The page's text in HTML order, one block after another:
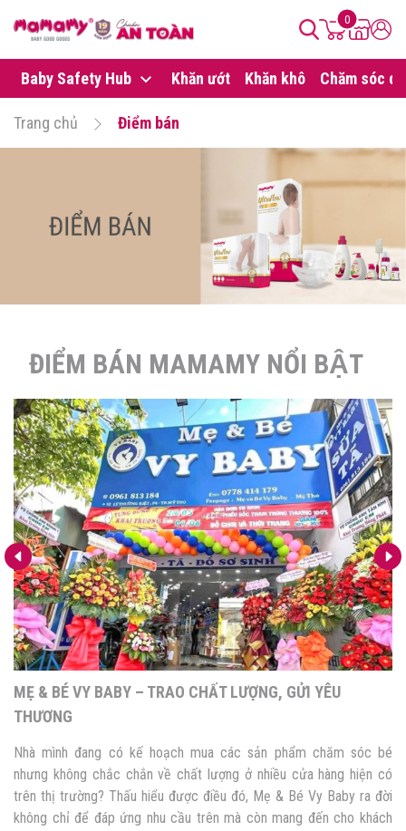
0
Baby Safety Hub Khăn ướt Khăn khô Chăm sóc da
Trang chủ Điểm bán
ĐIỂM BÁN MAMAMY NỔI BẬT
MẸ & BÉ VY BABY – TRAO CHẤT LƯỢNG, GỬI YÊU
THƯƠNG
Nhà mình đang có kế hoạch mua các sản phẩm chăm sóc bé
nhưng không chắc chắn về chất lượng ở nhiều cửa hàng hiện có
trên thị trường? Thấu hiểu được điều đó, Mẹ & Bé Vy Baby ra đời
không chỉ để đáp ứng nhu cầu trên mà còn mang đến cho khách